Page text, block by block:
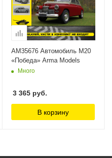
AM35676 Автомобиль М20
«Победа» Arma Models
Много
3 365 руб.
В корзину